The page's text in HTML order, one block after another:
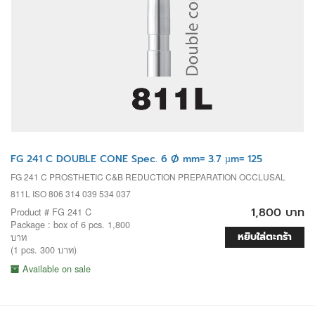
FG 241 C DOUBLE CONE Spec. 6 Ø mm= 3.7 µm= 125
FG 241 C PROSTHETIC C&B REDUCTION PREPARATION OCCLUSAL
811L ISO 806 314 039 534 037
Product # FG 241 C
Package : box of 6 pcs. 1,800
บาท
(1 pcs. 300 บาท)
Available on sale
1,800 บาท
หยิบใส่ตะกร้า